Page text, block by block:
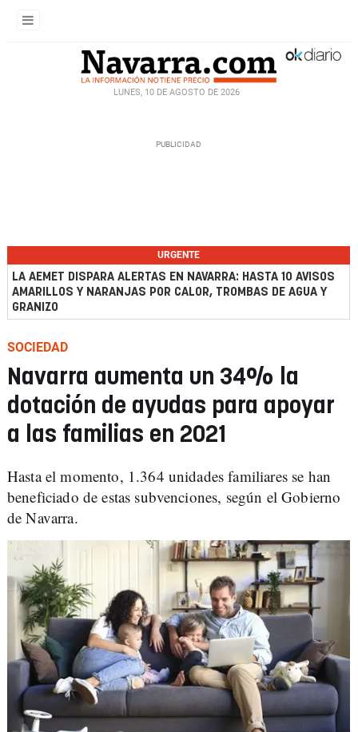
LUNES, 10 DE AGOSTO DE 2026
URGENTE
LA AEMET DISPARA ALERTAS EN NAVARRA: HASTA 10 AVISOS
AMARILLOS Y NARANJAS POR CALOR, TROMBAS DE AGUA Y
GRANIZO
SOCIEDAD
Navarra aumenta un 34% la
dotación de ayudas para apoyar
a las familias en 2021
Hasta el momento, 1.364 unidades familiares se han
beneficiado de estas subvenciones, según el Gobierno
de Navarra.